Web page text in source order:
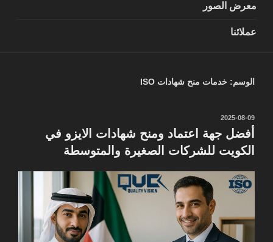
معرض الصور
عملائنا
الوسم: خدمات منح شهادات ISO
نُشر
في
2025-08-09
أفضل جهة اعتماد ومنح شهادات الايزو في
الكويت للشركات الصغيرة والمتوسطة